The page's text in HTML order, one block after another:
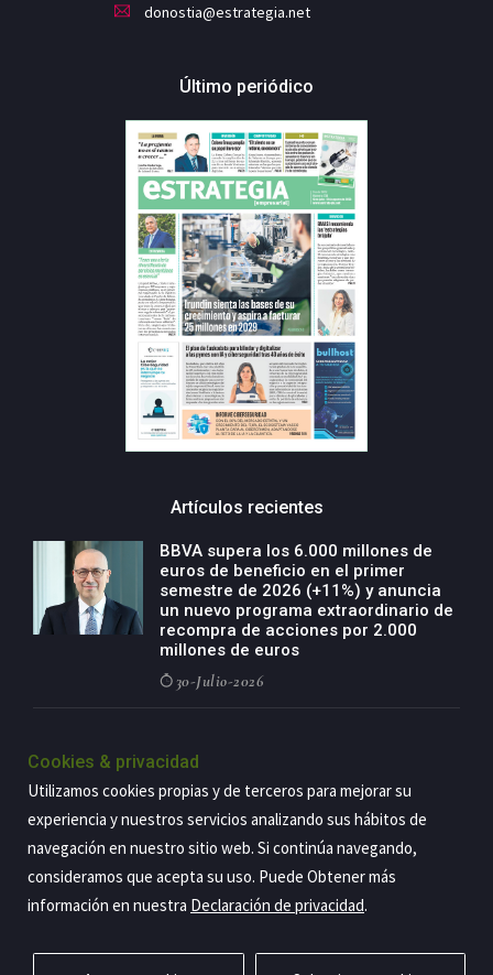
donostia@estrategia.net
Último periódico
Artículos recientes
BBVA supera los 6.000 millones de
euros de beneficio en el primer
semestre de 2026 (+11%) y anuncia
un nuevo programa extraordinario de
recompra de acciones por 2.000
millones de euros
30-Julio-2026
negocio agro con un modelo global
de especialización presente en siete
países
29-Julio-2026
Cookies & privacidad
Utilizamos cookies propias y de terceros para mejorar su
experiencia y nuestros servicios analizando sus hábitos de
navegación en nuestro sitio web. Si continúa navegando,
consideramos que acepta su uso. Puede Obtener más
información en nuestra Declaración de privacidad.